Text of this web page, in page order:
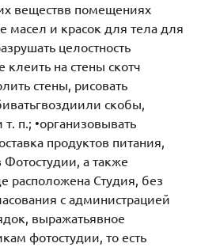
веществв помещениях
масел и красок для тела для
целостность
на стены скотч
стены, рисовать
скобы,
п.; •​организовывать
продуктов питания,
Фотостудии, а также
расположена Студия, без
с администрацией
выражатьявное
фотостудии, то есть